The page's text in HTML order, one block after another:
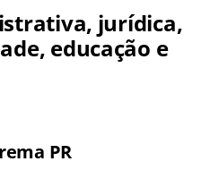
jurídica,
educação e
PR